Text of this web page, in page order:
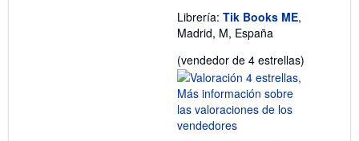
Librería: Tik Books ME,
Madrid, M, España
(vendedor de 4 estrellas)